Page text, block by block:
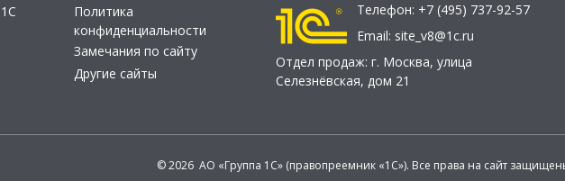
Политика
конфиденциальности
Замечания по сайту
Другие сайты
Телефон: +7 (495) 737-92-57
Email: site_v8@1c.ru
Отдел продаж: г. Москва, улица
Селезнёвская, дом 21
© 2026 АО «Группа 1С» (правопреемник «1С»). Все права на сайт